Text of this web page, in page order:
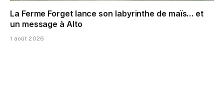
La Ferme Forget lance son labyrinthe de maïs… et
un message à Alto
1 août 2026